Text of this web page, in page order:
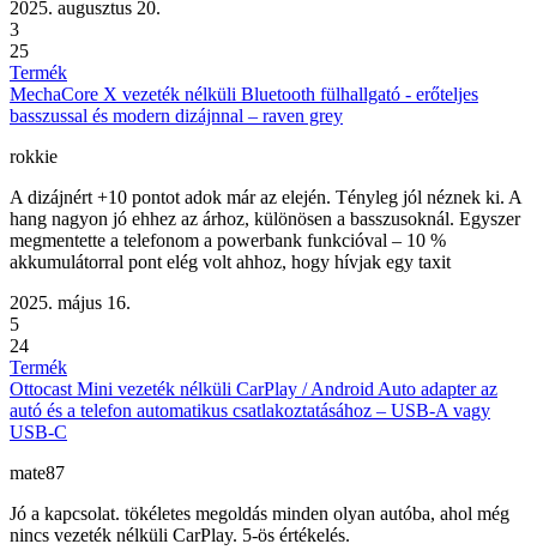
2025. augusztus 20.
3
25
Termék
MechaCore X vezeték nélküli Bluetooth fülhallgató - erőteljes
basszussal és modern dizájnnal – raven grey
rokkie
A dizájnért +10 pontot adok már az elején. Tényleg jól néznek ki. A
hang nagyon jó ehhez az árhoz, különösen a basszusoknál. Egyszer
megmentette a telefonom a powerbank funkcióval – 10 %
akkumulátorral pont elég volt ahhoz, hogy hívjak egy taxit
2025. május 16.
5
24
Termék
Ottocast Mini vezeték nélküli CarPlay / Android Auto adapter az
autó és a telefon automatikus csatlakoztatásához – USB-A vagy
USB-C
mate87
Jó a kapcsolat. tökéletes megoldás minden olyan autóba, ahol még
nincs vezeték nélküli CarPlay. 5-ös értékelés.